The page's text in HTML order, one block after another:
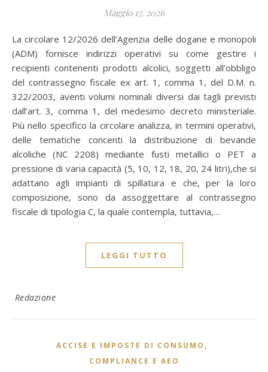
Maggio 17, 2026
La circolare 12/2026 dell’Agenzia delle dogane e monopoli
(ADM) fornisce indirizzi operativi su come gestire i
recipienti contenenti prodotti alcolici, soggetti all’obbligo
del contrassegno fiscale ex art. 1, comma 1, del D.M. n.
322/2003, aventi volumi nominali diversi dai tagli previsti
dall’art. 3, comma 1, del medesimo decreto ministeriale.
Più nello specifico la circolare analizza, in termini operativi,
delle tematiche concenti la distribuzione di bevande
alcoliche (NC 2208) mediante fusti metallici o PET a
pressione di varia capacità (5, 10, 12, 18, 20, 24 litri),che si
adattano agli impianti di spillatura e che, per la loro
composizione, sono da assoggettare al contrassegno
fiscale di tipologia C, la quale contempla, tuttavia,…
LEGGI TUTTO
Redazione
ACCISE E IMPOSTE DI CONSUMO ,
COMPLIANCE E AEO